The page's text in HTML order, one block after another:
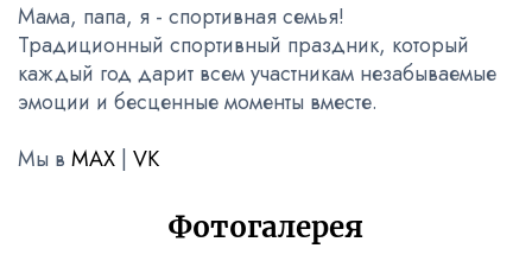
Мама, папа, я - спортивная семья!
Традиционный спортивный праздник, который
каждый год дарит всем участникам незабываемые
эмоции и бесценные моменты вместе.
Мы в MAX | VK
Фотогалерея